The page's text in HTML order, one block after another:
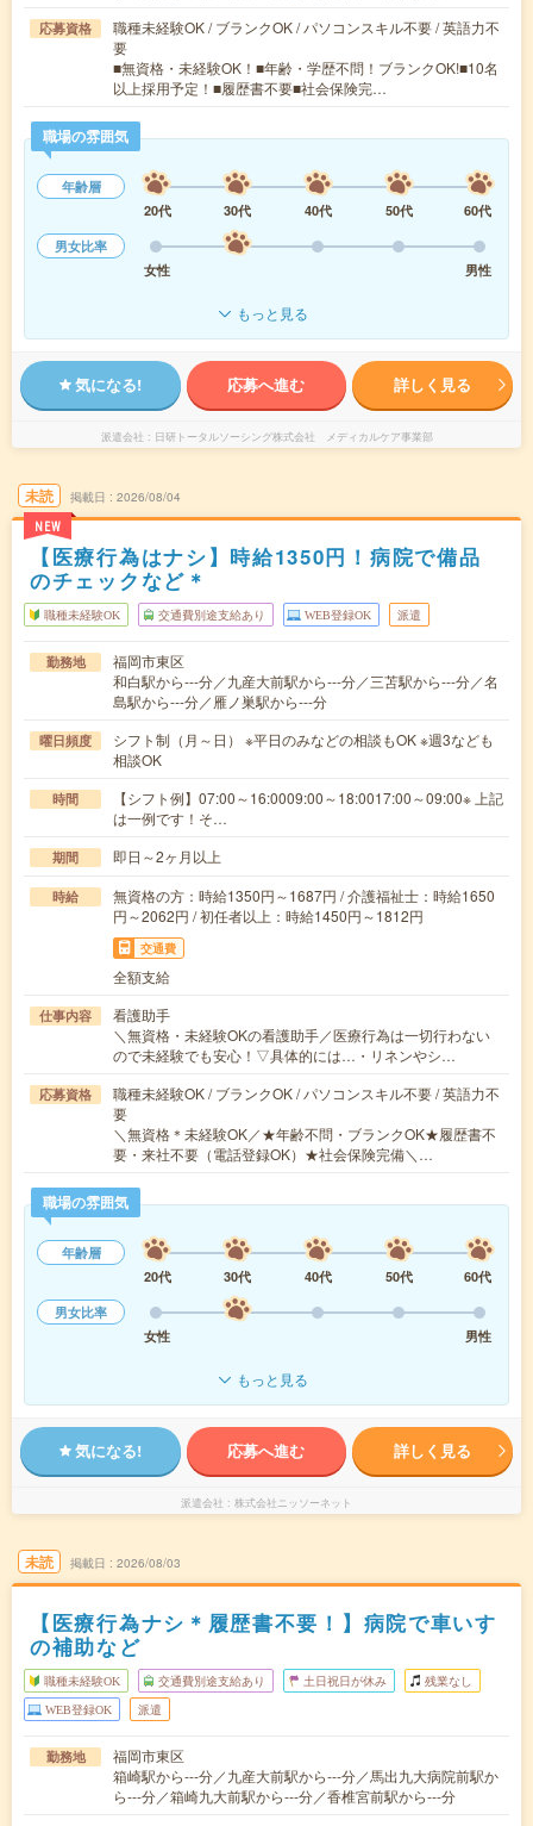
応募資格
職種未経験OK / ブランクOK / パソコンスキル不要 / 英語力不
要
■無資格・未経験OK！■年齢・学歴不問！ブランクOK!■10名
以上採用予定！■履歴書不要■社会保険完…
職場の雰囲気
年齢層
20代
30代 40代 50代
60代
男女比率
女性
男性
もっと見る
気になる! 応募へ進む 詳しく見る
派遣会社 日研トータルソーシング株式会社 メディカルケア事業部
未読
NEW
掲載日 2026/08/04
【医療行為はナシ】時給1350円！病院で備品
のチェックなど＊
職種未経験OK 交通費別途支給あり WEB登録OK 派遣
勤務地
福岡市東区
和白駅から---分／九産大前駅から---分／三苫駅から---分／名
島駅から---分／雁ノ巣駅から---分
曜日頻度
シフト制（月～日） ※平日のみなどの相談もOK ※週3なども
相談OK
時間
【シフト例】07:00～16:0009:00～18:0017:00～09:00※ 上記
は一例です！そ…
期間 即日～2ヶ月以上
時給
無資格の方：時給1350円～1687円 / 介護福祉士：時給1650
円～2062円 / 初任者以上：時給1450円～1812円
交通費
全額支給
仕事内容
看護助手
＼無資格・未経験OKの看護助手／医療行為は一切行わない
ので未経験でも安心！▽具体的には…・リネンやシ…
応募資格
職種未経験OK / ブランクOK / パソコンスキル不要 / 英語力不
要
＼無資格＊未経験OK／★年齢不問・ブランクOK★履歴書不
要・来社不要（電話登録OK）★社会保険完備＼…
職場の雰囲気
年齢層
20代
30代 40代 50代
60代
男女比率
女性
男性
もっと見る
気になる! 応募へ進む 詳しく見る
派遣会社 株式会社ニッソーネット
未読 掲載日 2026/08/03
【医療行為ナシ＊履歴書不要！】病院で車いす
の補助など
職種未経験OK 交通費別途支給あり 土日祝日が休み 残業なし
WEB登録OK 派遣
勤務地
福岡市東区
箱崎駅から---分／九産大前駅から---分／馬出九大病院前駅か
ら---分／箱崎九大前駅から---分／香椎宮前駅から---分